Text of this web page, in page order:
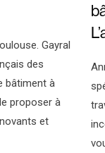
Gayral
des
bâtiment à
proposer à
et